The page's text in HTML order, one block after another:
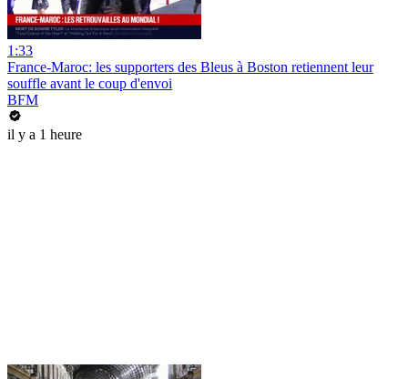
1:33
France-Maroc: les supporters des Bleus à Boston retiennent leur
souffle avant le coup d'envoi
BFM
il y a 1 heure